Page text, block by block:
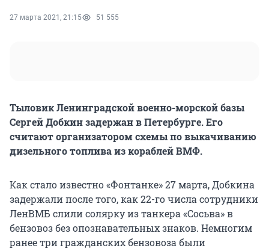
27 марта 2021, 21:15 51 555
Тыловик Ленинградской военно-морской базы
Сергей Добкин задержан в Петербурге. Его
считают организатором схемы по выкачиванию
дизельного топлива из кораблей ВМФ.
Как стало известно «Фонтанке» 27 марта, Добкина
задержали после того, как 22-го числа сотрудники
ЛенВМБ слили солярку из танкера «Сосьва» в
бензовоз без опознавательных знаков. Немногим
ранее три гражданских бензовоза были